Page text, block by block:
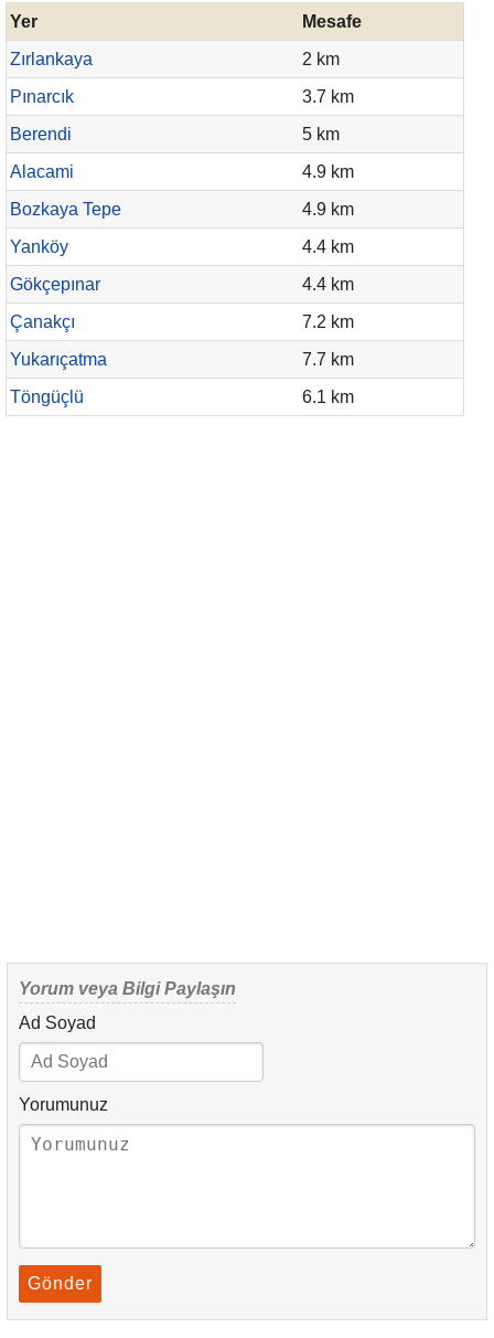
Yer
Mesafe
Zırlankaya
2 km
Pınarcık
3.7 km
Berendi
5 km
Alacami
4.9 km
Bozkaya Tepe
4.9 km
Yanköy
4.4 km
Gökçepınar
4.4 km
Çanakçı
7.2 km
Yukarıçatma
7.7 km
Töngüçlü
6.1 km
Yorum veya Bilgi Paylaşın
Ad Soyad
Yorumunuz
Gönder